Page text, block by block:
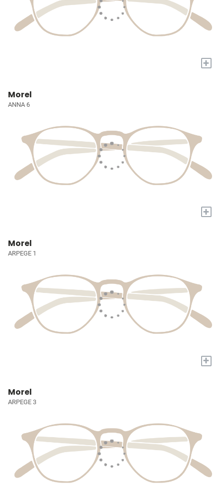
+
Morel
ANNA 6
+
Morel
ARPEGE 1
+
Morel
ARPEGE 3